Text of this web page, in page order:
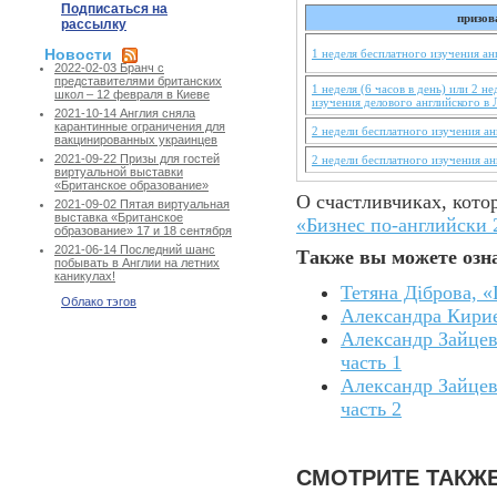
Подписаться на
рассылку
Новости
2022-02-03 Бранч с
представителями британских
школ – 12 февраля в Киеве
2021-10-14 Англия сняла
карантинные ограничения для
вакцинированных украинцев
2021-09-22 Призы для гостей
виртуальной выставки
«Британское образование»
2021-09-02 Пятая виртуальная
выставка «Британское
образование» 17 и 18 сентября
2021-06-14 Последний шанс
побывать в Англии на летних
каникулах!
Облако тэгов
1 неделя бесплатного изучения
1 неделя (6 часов в день) или 2
изучения делового английского в
2 недели бесплатного изучения
2 недели бесплатного изучения
О счастливчиках,
«Бизнес по-английски
Также вы можете
Тетяна Діброва,
Александра
Александр
часть 1
Александр
часть 2
СМОТРИТЕ